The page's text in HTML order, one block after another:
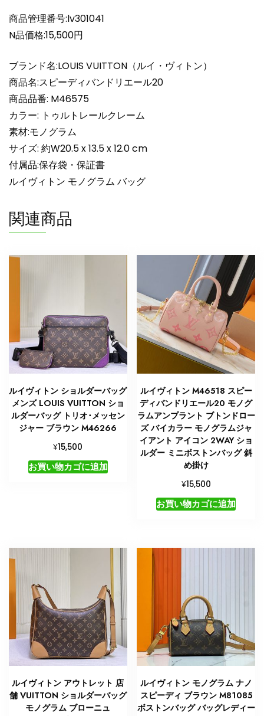
ト
ス
ー
デ
ィ
バ
ン
ド
リ
エ
ー
M46575
ボ
ト
品
個
商品管理番号:lv301041
N品価格:15,500円
ブランド名:LOUIS VUITTON（ルイ・ヴィトン）
商品名:スピーディバンドリエール20
商品品番: M46575
カラー: トゥルトレールクレーム
素材:モノグラム
サイズ: 約W20.5 x 13.5 x 12.0 cm
付属品:保存袋・保証書
ルイヴィトン モノグラム バッグ
関連商品
ルイヴィトン ショルダーバッグ
メンズ LOUIS VUITTON ショ
ルダーバッグ トリオ･メッセン
ジャー ブラウン M46266
¥15,500
お買い物カゴに追加
ルイヴィトン M46518 スピー
ディバンドリエール20 モノグ
ラムアンプラント ブトンドロー
ズ バイカラー モノグラムジャ
イアント アイコン 2WAY ショ
ルダー ミニボストンバッグ 斜
め掛け
¥15,500
お買い物カゴに追加
ルイヴィトン アウトレット 店
舗 VUITTON ショルダーバッグ
モノグラム ブローニュ
ルイヴィトン モノグラム ナノ
スピーディ ブラウン M81085
ボストンバッグ バッグレディー